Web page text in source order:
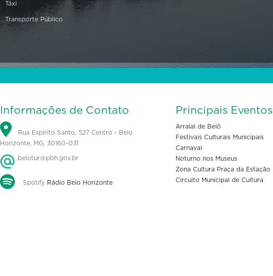
Táxi
Transporte Público
Informações de Contato
Rua Espírito Santo, 527 Centro - Belo
Horizonte, MG, 30160-031
belotur@pbh.gov.br
Spotify Rádio Belo Horizonte
Principais Eventos
Arraial de Belô
Festivais Culturais Municipais
Carnaval
Noturno nos Museus
Zona Cultura Praça da Estação
Circuito Municipal de Cultura